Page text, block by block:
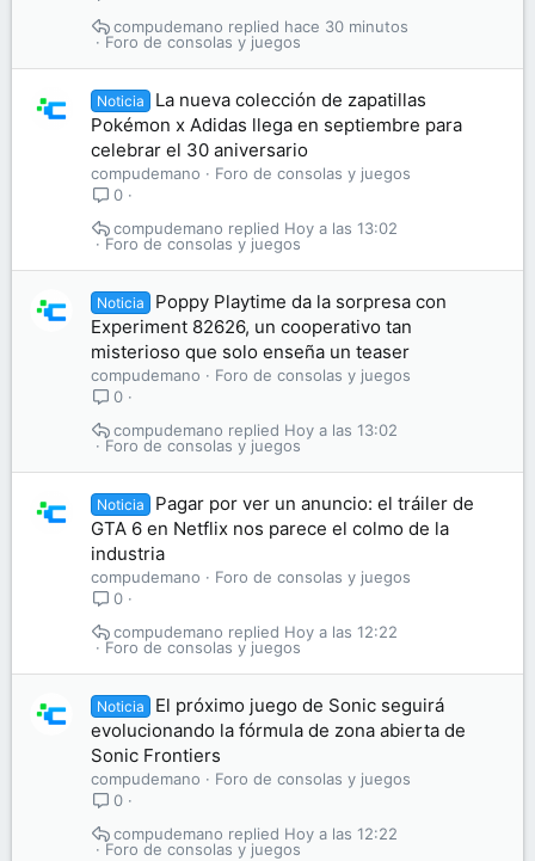
Foro de consolas y juegos
hace 30 minutos
compudemano
Noticia
La nueva colección de zapatillas
Pokémon x Adidas llega en septiembre para
celebrar el 30 aniversario
compudemano
Foro de consolas y juegos
0
Foro de consolas y juegos
Hoy a las 13:02
compudemano
Noticia
Poppy Playtime da la sorpresa con
Experiment 82626, un cooperativo tan
misterioso que solo enseña un teaser
compudemano
Foro de consolas y juegos
0
Foro de consolas y juegos
Hoy a las 13:02
compudemano
Noticia
Pagar por ver un anuncio: el tráiler de
GTA 6 en Netflix nos parece el colmo de la
industria
compudemano
Foro de consolas y juegos
0
Foro de consolas y juegos
Hoy a las 12:22
compudemano
Noticia
El próximo juego de Sonic seguirá
evolucionando la fórmula de zona abierta de
Sonic Frontiers
compudemano
Foro de consolas y juegos
0
Foro de consolas y juegos
Hoy a las 12:22
compudemano